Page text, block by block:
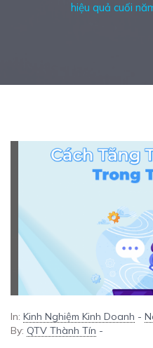
hiệu quả cuối
In: Kinh Nghiệm Kinh Doanh -
By: QTV Thành Tín -